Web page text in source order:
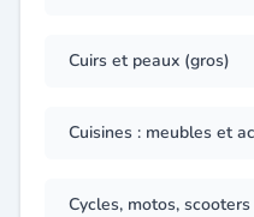
Cuirs et peaux (gros)
Cuisines : meubles et